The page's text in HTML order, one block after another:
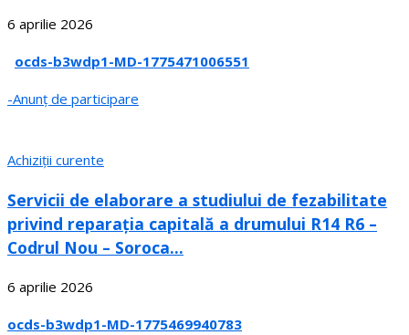
6 aprilie 2026
ocds-b3wdp1-MD-1775471006551
-Anunț de participare
Achiziții curente
Servicii de elaborare a studiului de fezabilitate
privind reparația capitală a drumului R14 R6 –
Codrul Nou – Soroca...
6 aprilie 2026
ocds-b3wdp1-MD-1775469940783